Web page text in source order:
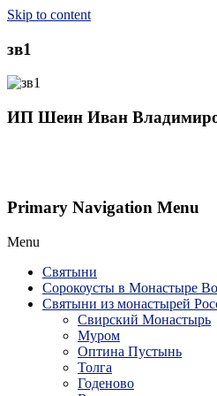
Skip to content
зв1
ИП Шеин Иван
Primary Navigation Menu
Menu
Святыни
Сорокоусты в Монастыре
Святыни из монастырей
Свирский Монастырь
Муром
Оптина Пустынь
Толга
Годеново